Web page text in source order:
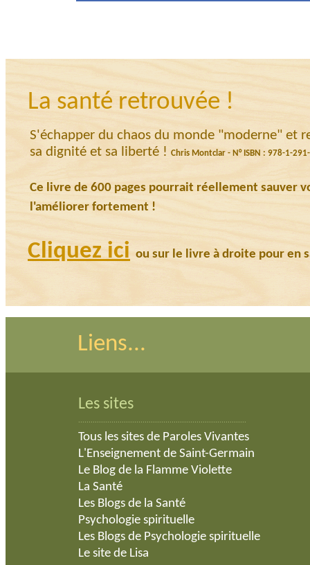
La santé retrouvée !
S'échapper du chaos du monde "moderne" et
sa dignité et sa liberté ! Chris Montclar - N° ISBN : 978-1-
Ce livre de 600 pages pourrait réellement sauver
l'améliorer fortement !
Cliquez ici ou sur le livre à droite pour en
Liens...
Les sites
.................................................................................
Tous les sites de Paroles Vivantes
L'Enseignement de Saint-Germain
Le Blog de la Flamme Violette
La Santé
Les Blogs de la Santé
Psychologie spirituelle
Les Blogs de Psychologie spirituelle
Le site de Lisa